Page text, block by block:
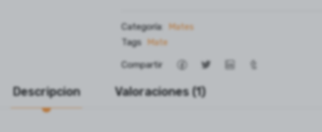
Categoría:
Mates
Tags Mate
Compartir
Descripcion Valoraciones (1)